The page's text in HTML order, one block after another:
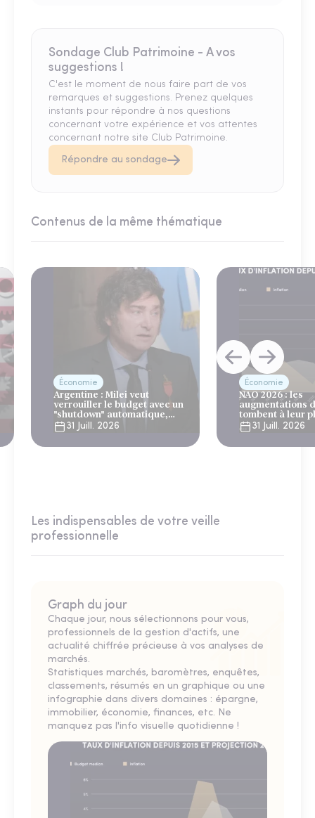
Sondage Club Patrimoine - A vos
suggestions !
C'est le moment de nous faire part de vos
remarques et suggestions. Prenez quelques
instants pour répondre à nos questions
concernant votre expérience et vos attentes
concernant notre site Club Patrimoine.
Répondre au sondage
Contenus de la même thématique
Économie
Argentine : Milei veut
verrouiller le budget avec un
"shutdown" automatique,
sous le regard bienveillant
du FMI
31 Juill. 2026
Économie
NAO 2026 : les
augmentations
tombent à leur
niveau depuis 4
31 Juill. 2026
Les indispensables de votre veille
professionnelle
Graph du jour
Chaque jour, nous sélectionnons pour vous,
professionnels de la gestion d'actifs, une
actualité chiffrée précieuse à vos analyses de
marchés.
Statistiques marchés, baromètres, enquêtes,
classements, résumés en un graphique ou une
infographie dans divers domaines : épargne,
immobilier, économie, finances, etc. Ne
manquez pas l'info visuelle quotidienne !